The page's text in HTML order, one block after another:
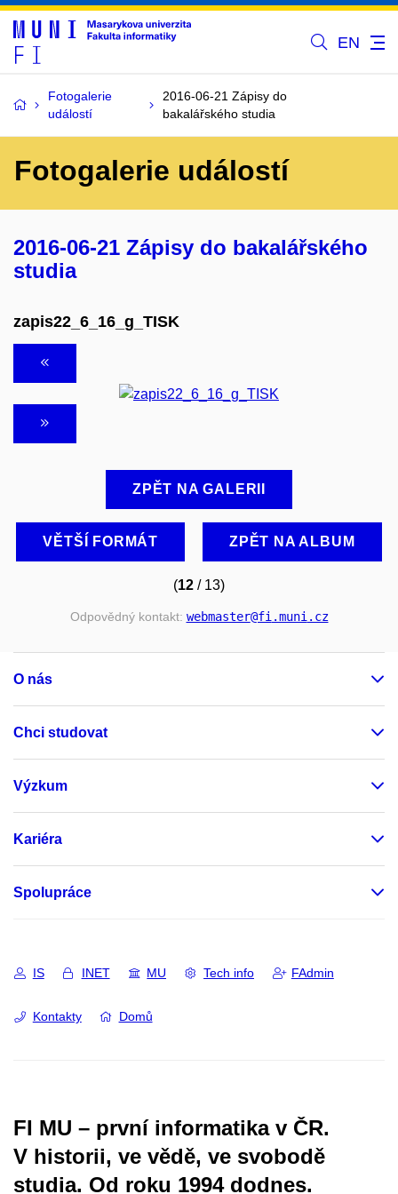
EN
Fotogalerie
událostí
2016-06-21 Zápisy do
bakalářského studia
Fotogalerie událostí
2016-06-21 Zápisy do bakalářského
studia
zapis22_6_16_g_TISK
ZPĚT NA GALERII
VĚTŠÍ FORMÁT ZPĚT NA ALBUM
(12 / 13)
Odpovědný kontakt: webmaster@fi.muni.cz
O nás
Chci studovat
Výzkum
Kariéra
Spolupráce
IS INET MU Tech info FAdmin
Kontakty Domů
FI MU – první informatika v ČR.
V historii, ve vědě, ve svobodě
studia. Od roku 1994 dodnes.